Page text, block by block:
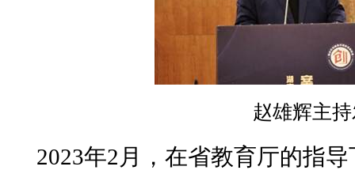
赵雄辉主
2023年2月，在省教育厅的指